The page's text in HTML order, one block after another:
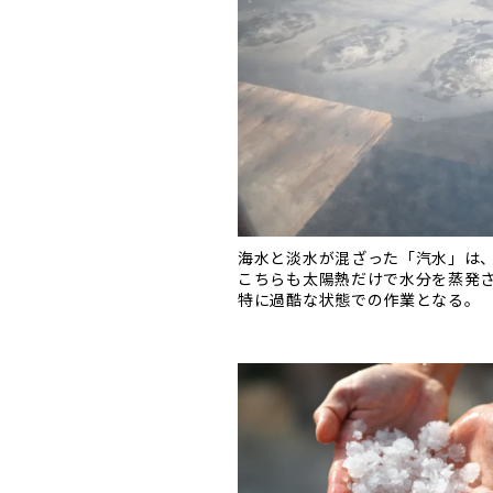
海水と淡水が混ざった「汽水」は
こちらも太陽熱だけで水分を蒸発
特に過酷な状態での作業となる。